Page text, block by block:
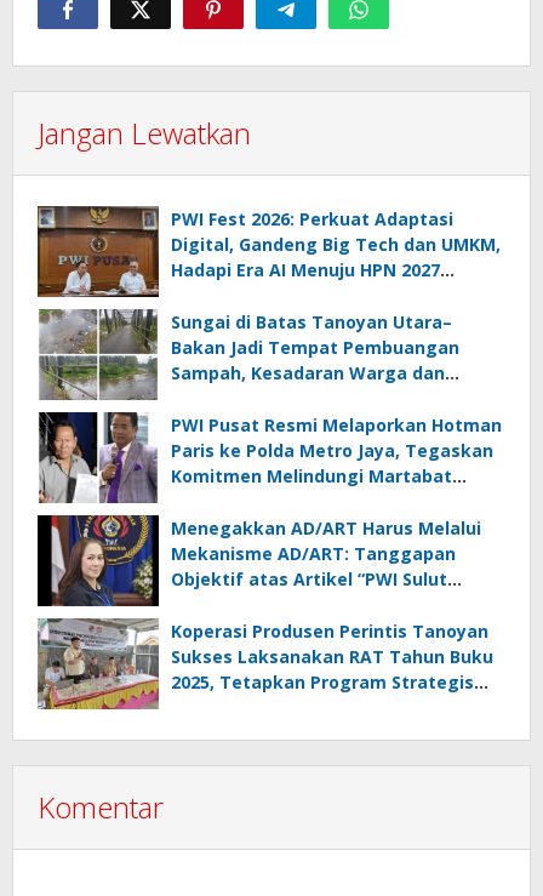
Jangan Lewatkan
PWI Fest 2026: Perkuat Adaptasi
Digital, Gandeng Big Tech dan UMKM,
Hadapi Era AI Menuju HPN 2027
Sungai di Batas Tanoyan Utara–
Bakan Jadi Tempat Pembuangan
Sampah, Kesadaran Warga dan
PWI Pusat Resmi Melaporkan Hotman
Paris ke Polda Metro Jaya, Tegaskan
Komitmen Melindungi Martabat
Menegakkan AD/ART Harus Melalui
Mekanisme AD/ART: Tanggapan
Objektif atas Artikel “PWI Sulut
Melanggar Aturan”
Koperasi Produsen Perintis Tanoyan
Sukses Laksanakan RAT Tahun Buku
2025, Tetapkan Program Strategis
Komentar